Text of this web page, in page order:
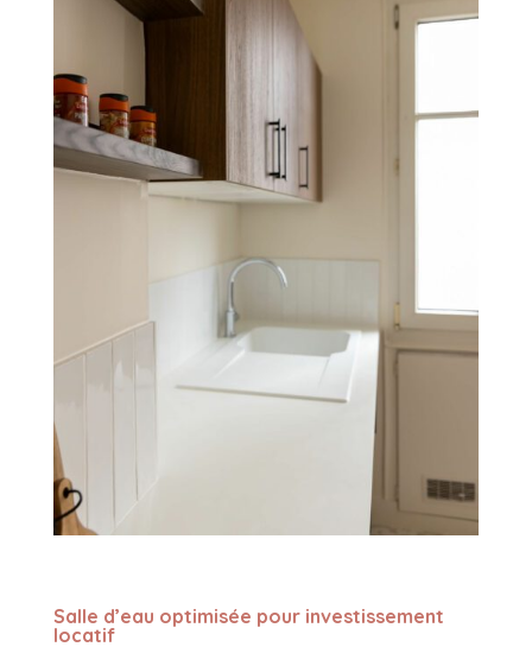
Salle d’eau optimisée pour investissement
locatif